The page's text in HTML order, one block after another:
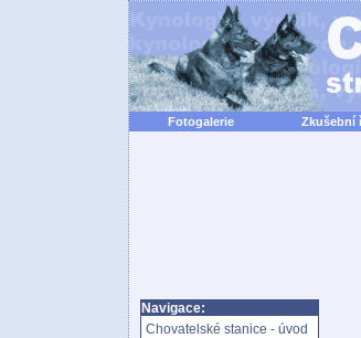
Fotogalerie Zkušební
Navigace:
Chovatelské stanice - úvod